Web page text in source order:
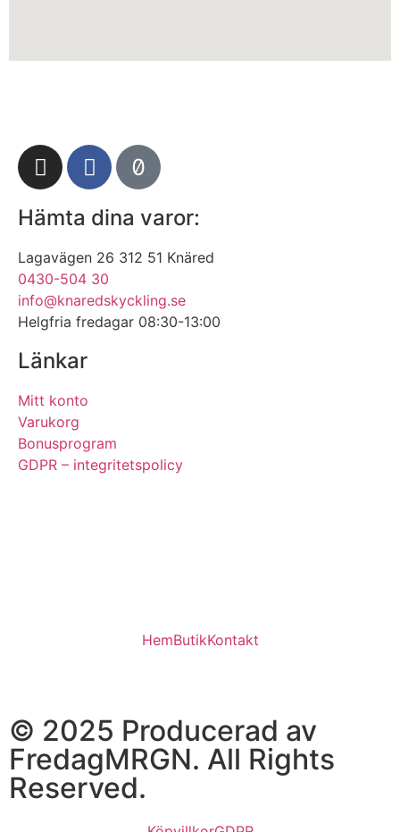
Hämta dina varor:
Lagavägen 26 312 51 Knäred
0430-504 30
info@knaredskyckling.se
Helgfria fredagar 08:30-13:00
Länkar
Mitt konto
Varukorg
Bonusprogram
GDPR – integritetspolicy
HemButikKontakt
© 2025 Producerad av
FredagMRGN. All Rights
Reserved.